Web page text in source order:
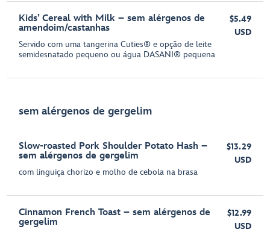
Kids’ Cereal with Milk – sem alérgenos de
amendoim/castanhas
Servido com uma tangerina Cuties® e opção de leite
semidesnatado pequeno ou água DASANI® pequena
$5.49
USD
sem alérgenos de gergelim
Slow-roasted Pork Shoulder Potato Hash –
sem alérgenos de gergelim
com linguiça chorizo e molho de cebola na brasa
$13.29
USD
Cinnamon French Toast – sem alérgenos de
gergelim
$12.99
USD